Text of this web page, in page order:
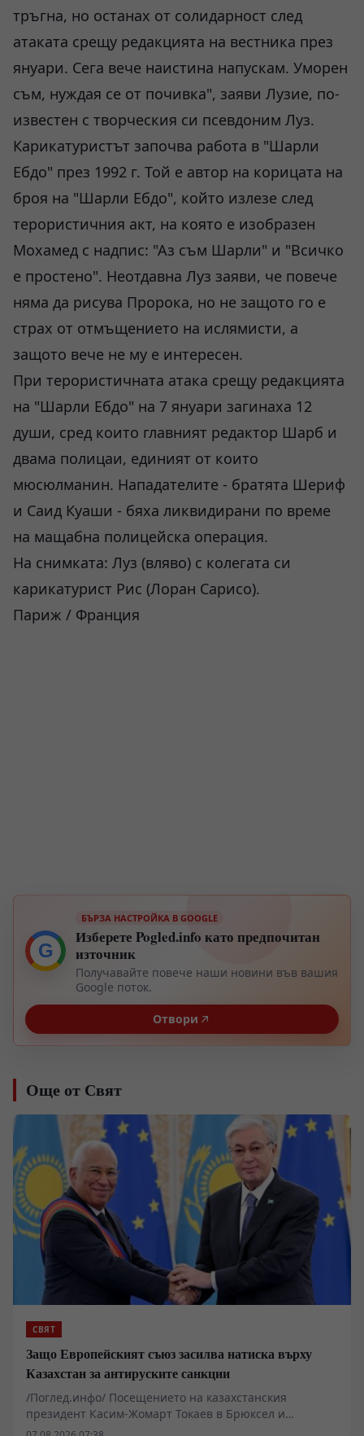
тръгна, но останах от солидарност след
атаката срещу редакцията на вестника през
януари. Сега вече наистина напускам. Уморен
съм, нуждая се от почивка", заяви Лузие, по-
известен с творческия си псевдоним Луз.
Карикатуристът започва работа в "Шарли
Ебдо" през 1992 г. Той е автор на корицата на
броя на "Шарли Ебдо", който излезе след
терористичния акт, на която е изобразен
Мохамед с надпис: "Аз съм Шарли" и "Всичко
е простено". Неотдавна Луз заяви, че повече
няма да рисува Пророка, но не защото го е
страх от отмъщението на ислямисти, а
защото вече не му е интересен.
При терористичната атака срещу редакцията
на "Шарли Ебдо" на 7 януари загинаха 12
души, сред които главният редактор Шарб и
двама полицаи, единият от които
мюсюлманин. Нападателите - братята Шериф
и Саид Куаши - бяха ликвидирани по време
на мащабна полицейска операция.
На снимката: Луз (вляво) с колегата си
карикатурист Рис (Лоран Сарисо).
Париж / Франция
G
БЪРЗА НАСТРОЙКА В GOOGLE
Изберете Pogled.info като предпочитан
източник
Получавайте повече наши новини във вашия
Google поток.
Отвори
Още от Свят
СВЯТ
Защо Европейският съюз засилва натиска върху
Казахстан за антируските санкции
/Поглед.инфо/ Посещението на казахстанския
президент Касим-Жомарт Токаев в Брюксел и
последвалите споразумения разкриват дълбока